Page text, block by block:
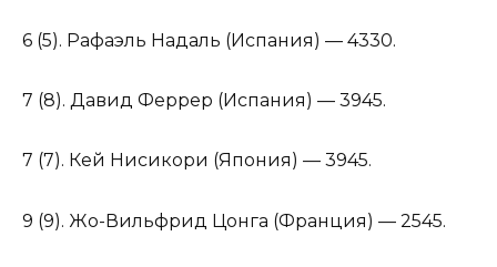
6 (5). Рафаэль Надаль (Испания) — 4330.
7 (8). Давид Феррер (Испания) — 3945.
7 (7). Кей Нисикори (Япония) — 3945.
9 (9). Жо-Вильфрид Цонга (Франция) — 2545.